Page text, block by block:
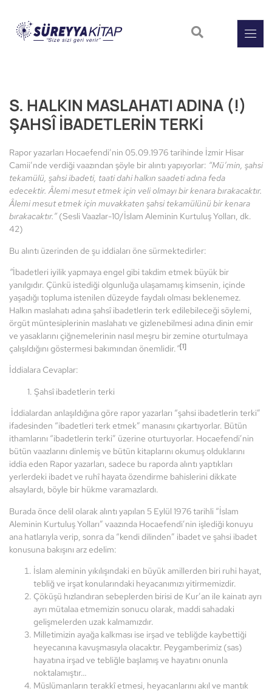
S. HALKIN MASLAHATI ADINA (!)
ŞAHSÎ İBADETLERİN TERKİ
Rapor yazarları Hocaefendi’nin 05.09.1976 tarihinde İzmir Hisar
Camii’nde verdiği vaazından şöyle bir alıntı yapıyorlar: “Mü’min, şahsi
tekamülü, şahsi ibadeti, taati dahi halkın saadeti adına feda
edecektir. Âlemi mesut etmek için veli olmayı bir kenara bırakacaktır.
Âlemi mesut etmek için muvakkaten şahsi tekamülünü bir kenara
bırakacaktır.” (Sesli Vaazlar-10/İslam Aleminin Kurtuluş Yolları, dk.
42)
Bu alıntı üzerinden de şu iddiaları öne sürmektedirler:
“İbadetleri iyilik yapmaya engel gibi takdim etmek büyük bir
yanılgıdır. Çünkü istediği olgunluğa ulaşamamış kimsenin, içinde
yaşadığı topluma istenilen düzeyde faydalı olması beklenemez.
Halkın maslahatı adına şahsî ibadetlerin terk edilebileceği söylemi,
örgüt müntesiplerinin maslahatı ve gizlenebilmesi adına dinin emir
ve yasaklarını çiğnemelerinin nasıl meşru bir zemine oturtulmaya
çalışıldığını göstermesi bakımından önemlidir.”[1]
İddialara Cevaplar:
1. Şahsî ibadetlerin terki
İddialardan anlaşıldığına göre rapor yazarları “şahsi ibadetlerin terki”
ifadesinden “ibadetleri terk etmek” manasını çıkartıyorlar. Bütün
ithamlarını “ibadetlerin terki” üzerine oturtuyorlar. Hocaefendi’nin
bütün vaazlarını dinlemiş ve bütün kitaplarını okumuş olduklarını
iddia eden Rapor yazarları, sadece bu raporda alıntı yaptıkları
yerlerdeki ibadet ve ruhî hayata özendirme bahislerini dikkate
alsaylardı, böyle bir hükme varamazlardı.
Burada önce delil olarak alıntı yapılan 5 Eylül 1976 tarihli “İslam
Aleminin Kurtuluş Yolları” vaazında Hocaefendi’nin işlediği konuyu
ana hatlarıyla verip, sonra da “kendi dilinden” ibadet ve şahsi ibadet
konusuna bakışını arz edelim:
İslam aleminin yıkılışındaki en büyük amillerden biri ruhi hayat,
tebliğ ve irşat konularındaki heyacanımızı yitirmemizdir.
Çöküşü hızlandıran sebeplerden birisi de Kur’an ile kainatı ayrı
ayrı mütalaa etmemizin sonucu olarak, maddi sahadaki
gelişmelerden uzak kalmamızdır.
Milletimizin ayağa kalkması ise irşad ve tebliğde kaybettiği
heyecanına kavuşmasıyla olacaktır. Peygamberimiz (sas)
hayatına irşad ve tebliğle başlamış ve hayatını onunla
noktalamıştır…
Müslümanların terakkî etmesi, heyacanlarını akıl ve mantık